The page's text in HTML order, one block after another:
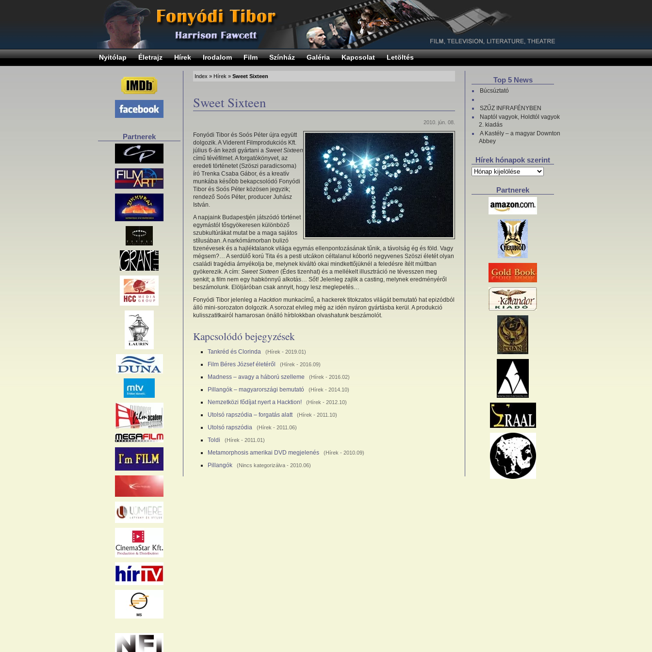
Nyitólap Életrajz Hírek Irodalom Film Színház Galéria Kapcsolat Letöltés
Partnerek
Index » Hírek » Sweet Sixteen
Sweet Sixteen
2010. jún. 08.
Fonyódi Tibor és Soós Péter újra együtt
dolgozik. A Viderent Filmprodukciós Kft.
július 6-án kezdi gyártani a Sweet Sixteen
című tévéfilmet. A forgatókönyvet, az
eredeti történetet (Szöszi paradicsoma)
író Trenka Csaba Gábor, és a kreatív
munkába később bekapcsolódó Fonyódi
Tibor és Soós Péter közösen jegyzik;
rendező Soós Péter, producer Juhász
István.
A napjaink Budapestjén játszódó történet
egymástól tősgyökeresen különböző
szubkultúrákat mutat be a maga sajátos
stílusában. A narkómámorban bulizó
tizenévesek és a hajléktalanok világa egymás ellenpontozásának tűnik, a távolság ég és föld. Vagy
mégsem?… A serdülő korú Tita és a pesti utcákon céltalanul kóborló negyvenes Szöszi életét olyan
családi tragédia árnyékolja be, melynek kiváltó okai mindkettőjüknél a feledésre ítélt múltban
gyökerezik. A cím: Sweet Sixteen (Édes tizenhat) és a mellékelt illusztráció ne tévesszen meg
senkit; a film nem egy habkönnyű alkotás… Sőt! Jelenleg zajlik a casting, melynek eredményéről
beszámolunk. Elöljáróban csak annyit, hogy lesz meglepetés…
Fonyódi Tibor jelenleg a Hacktion munkacímű, a hackerek titokzatos világát bemutató hat epizódból
álló mini-sorozaton dolgozik. A sorozat elvileg még az idén nyáron gyártásba kerül. A produkció
kulisszatitkairól hamarosan önálló hírblokkban olvashatunk beszámolót.
Kapcsolódó bejegyzések
Tankréd és Clorinda (Hírek - 2019.01)
Film Béres József életéről (Hírek - 2016.09)
Madness – avagy a háború szelleme (Hírek - 2016.02)
Pillangók – magyarországi bemutató (Hírek - 2014.10)
Nemzetközi fődíjat nyert a Hacktion! (Hírek - 2012.10)
Utolsó rapszódia – forgatás alatt (Hírek - 2011.10)
Utolsó rapszódia (Hírek - 2011.06)
Toldi (Hírek - 2011.01)
Metamorphosis amerikai DVD megjelenés (Hírek - 2010.09)
Pillangók (Nincs kategorizálva - 2010.06)
Top 5 News
Búcsúztató
SZŰZ INFRAFÉNYBEN
Naptól vagyok, Holdtól vagyok
2. kiadás
A Kastély – a magyar Downton
Abbey
Hírek hónapok szerint
Hírek
hónapok
Partnerek